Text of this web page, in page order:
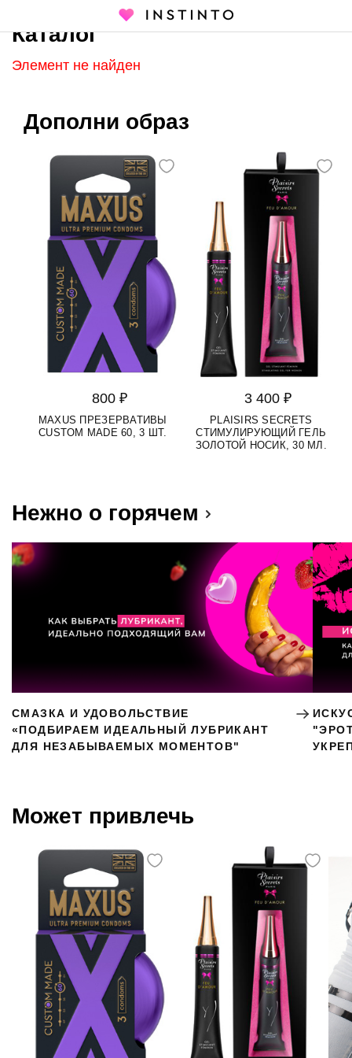
Каталог
Каталог
Элемент не найден
Дополни образ
800 ₽
MAXUS ПРЕЗЕРВАТИВЫ
CUSTOM MADE 60, 3 ШТ.
3 400 ₽
PLAISIRS SECRETS
СТИМУЛИРУЮЩИЙ ГЕЛЬ
ЗОЛОТОЙ НОСИК, 30 МЛ.
Нежно о горячем
СМАЗКА И УДОВОЛЬСТВИЕ
«ПОДБИРАЕМ ИДЕАЛЬНЫЙ ЛУБРИКАНТ
ДЛЯ НЕЗАБЫВАЕМЫХ МОМЕНТОВ"
Может привлечь